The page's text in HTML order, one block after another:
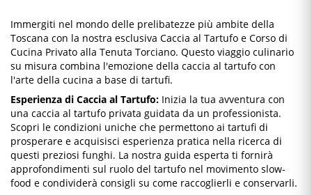
Immergiti nel mondo delle prelibatezze più ambite della
Toscana con la nostra esclusiva Caccia al Tartufo e Corso di
Cucina Privato alla Tenuta Torciano. Questo viaggio culinario
su misura combina l'emozione della caccia al tartufo con
l'arte della cucina a base di tartufi.
Esperienza di Caccia al Tartufo: Inizia la tua avventura con
una caccia al tartufo privata guidata da un professionista.
Scopri le condizioni uniche che permettono ai tartufi di
prosperare e acquisisci esperienza pratica nella ricerca di
questi preziosi funghi. La nostra guida esperta ti fornirà
approfondimenti sul ruolo del tartufo nel movimento slow-
food e condividerà consigli su come raccoglierli e conservarli.